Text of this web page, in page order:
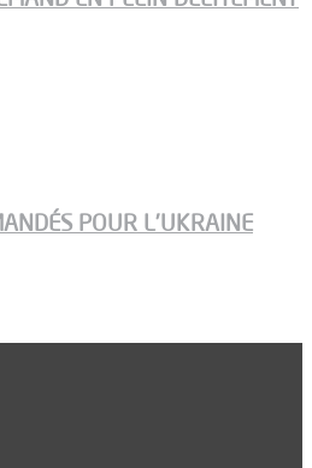
POUR L’UKRAINE